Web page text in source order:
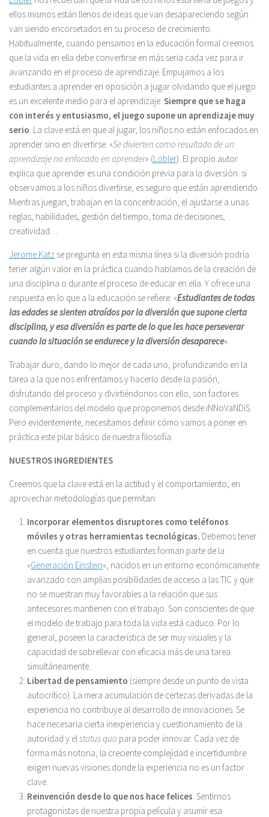
ellos mismos están llenos de ideas que van desapareciendo según
van siendo encorsetados en su proceso de crecimiento.
Habitualmente, cuando pensamos en la educación formal creemos
que la vida en ella debe convertirse en más seria cada vez para ir
avanzando en el proceso de aprendizaje. Empujamos a los
estudiantes a aprender en oposición a jugar olvidando que el juego
es un excelente medio para el aprendizaje. Siempre que se haga
con interés y entusiasmo, el juego supone un aprendizaje muy
serio. La clave está en que al jugar, los niños no están enfocados en
aprender sino en divertirse. «Se divierten como resultado de un
aprendizaje no enfocado en aprender» (Löbler). El propio autor
explica que aprender es una condición previa para la diversión: si
observamos a los niños divertirse, es seguro que están aprendiendo.
Mientras juegan, trabajan en la concentración, el ajustarse a unas
reglas, habilidades, gestión del tiempo, toma de decisiones,
creatividad…
Jerome Katz se pregunta en esta misma línea si la diversión podría
tener algún valor en la práctica cuando hablamos de la creación de
una disciplina o durante el proceso de educar en ella. Y ofrece una
respuesta en lo que a la educación se refiere: «Estudiantes de todas
las edades se sienten atraídos por la diversión que supone cierta
disciplina, y esa diversión es parte de lo que les hace perseverar
cuando la situación se endurece y la diversión desaparece«.
Trabajar duro, dando lo mejor de cada uno, profundizando en la
tarea a la que nos enfrentamos y hacerlo desde la pasión,
disfrutando del proceso y divirtiéndonos con ello, son factores
complementarios del modelo que proponemos desde iNNoVaNDiS.
Pero evidentemente, necesitamos definir cómo vamos a poner en
práctica este pilar básico de nuestra filosofía.
NUESTROS INGREDIENTES
Creemos que la clave está en la actitud y el comportamiento; en
aprovechar metodologías que permitan:
Incorporar elementos disruptores como teléfonos
móviles y otras herramientas tecnológicas. Debemos tener
en cuenta que nuestros estudiantes forman parte de la
«Generación Einstein«, nacidos en un entorno económicamente
avanzado con amplias posibilidades de acceso a las TIC y que
no se muestran muy favorables a la relación que sus
antecesores mantienen con el trabajo. Son conscientes de que
el modelo de trabajo para toda la vida está caduco. Por lo
general, poseen la característica de ser muy visuales y la
capacidad de sobrellevar con eficacia más de una tarea
simultáneamente.
Libertad de pensamiento (siempre desde un punto de vista
autocrítico). La mera acumulación de certezas derivadas de la
experiencia no contribuye al desarrollo de innovaciones. Se
hace necesaria cierta inexperiencia y cuestionamiento de la
autoridad y elstatus quo para poder innovar. Cada vez de
forma más notoria, la creciente complejidad e incertidumbre
exigen nuevas visiones donde la experiencia no es un factor
clave.
Reinvención desde lo que nos hace felices. Sentirnos
protagonistas de nuestra propia película y asumir esa